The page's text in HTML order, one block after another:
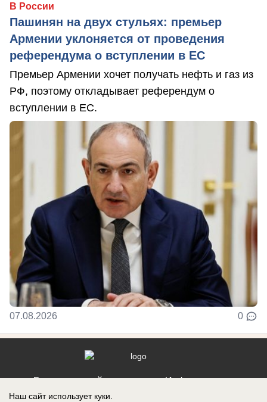
В России
Пашинян на двух стульях: премьер
Армении уклоняется от проведения
референдума о вступлении в ЕС
Премьер Армении хочет получать нефть и газ из
РФ, поэтому откладывает референдум о
вступлении в ЕС.
07.08.2026 0
Реклама на сайте
Контакты
Информация
Наш сайт использует куки.